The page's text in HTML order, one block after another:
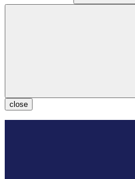
close